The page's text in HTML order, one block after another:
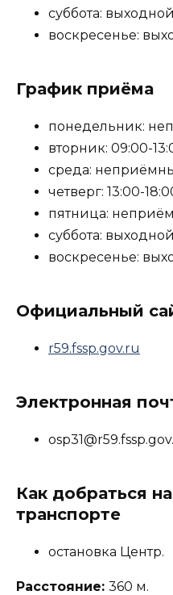
суббота:
воскресенье:
График приёма
понедельник:
вторник: 09:00-
среда:
четверг: 13:00-
пятница:
суббота:
воскресенье:
Официальный
r59.fssp.gov.ru
Электронная
Как добраться
транспорте
остановка Центр.
Расстояние: 360 м.